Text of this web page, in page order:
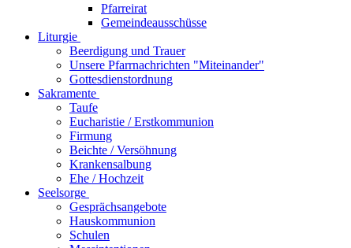
Pfarreirat
Gemeindeausschüsse
Liturgie
Beerdigung und Trauer
Unsere Pfarrnachrichten "Miteinander"
Gottesdienstordnung
Sakramente
Taufe
Eucharistie / Erstkommunion
Firmung
Beichte / Versöhnung
Krankensalbung
Ehe / Hochzeit
Seelsorge
Gesprächsangebote
Hauskommunion
Schulen